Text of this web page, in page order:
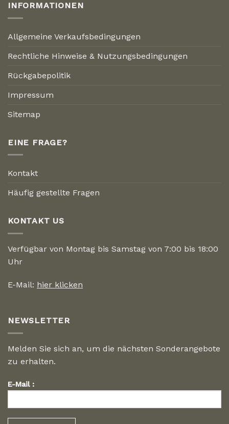
INFORMATIONEN
Allgemeine Verkaufsbedingungen
Rechtliche Hinweise & Nutzungsbedingungen
Rückgabepolitik
Impressum
Sitemap
EINE FRAGE?
Kontakt
Häufig gestellte Fragen
KONTAKT US
Verfügbar von Montag bis Samstag von 7:00 bis 18:00
Uhr
E-Mail: hier klicken
NEWSLETTER
Melden Sie sich an, um die nächsten Sonderangebote
zu erhalten.
E-Mail :